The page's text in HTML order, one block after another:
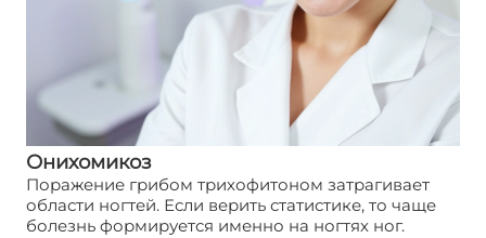
Онихомикоз
Поражение грибом трихофитоном затрагивает
области ногтей. Если верить статистике, то чаще
болезнь формируется именно на ногтях ног.